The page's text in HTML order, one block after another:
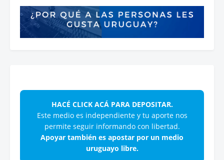
HACÉ CLICK ACÁ PARA DEPOSITAR.
Este medio es independiente y tu aporte nos
permite seguir informando con libertad.
Apoyar también es apostar por un medio
uruguayo libre.